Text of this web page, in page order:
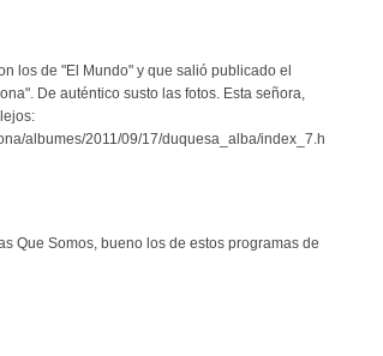
los de "El Mundo" y que salió publicado el
De auténtico susto las fotos. Esta señora,
albumes/2011/09/17/duquesa_alba/index_7.h
Que Somos, bueno los de estos programas de